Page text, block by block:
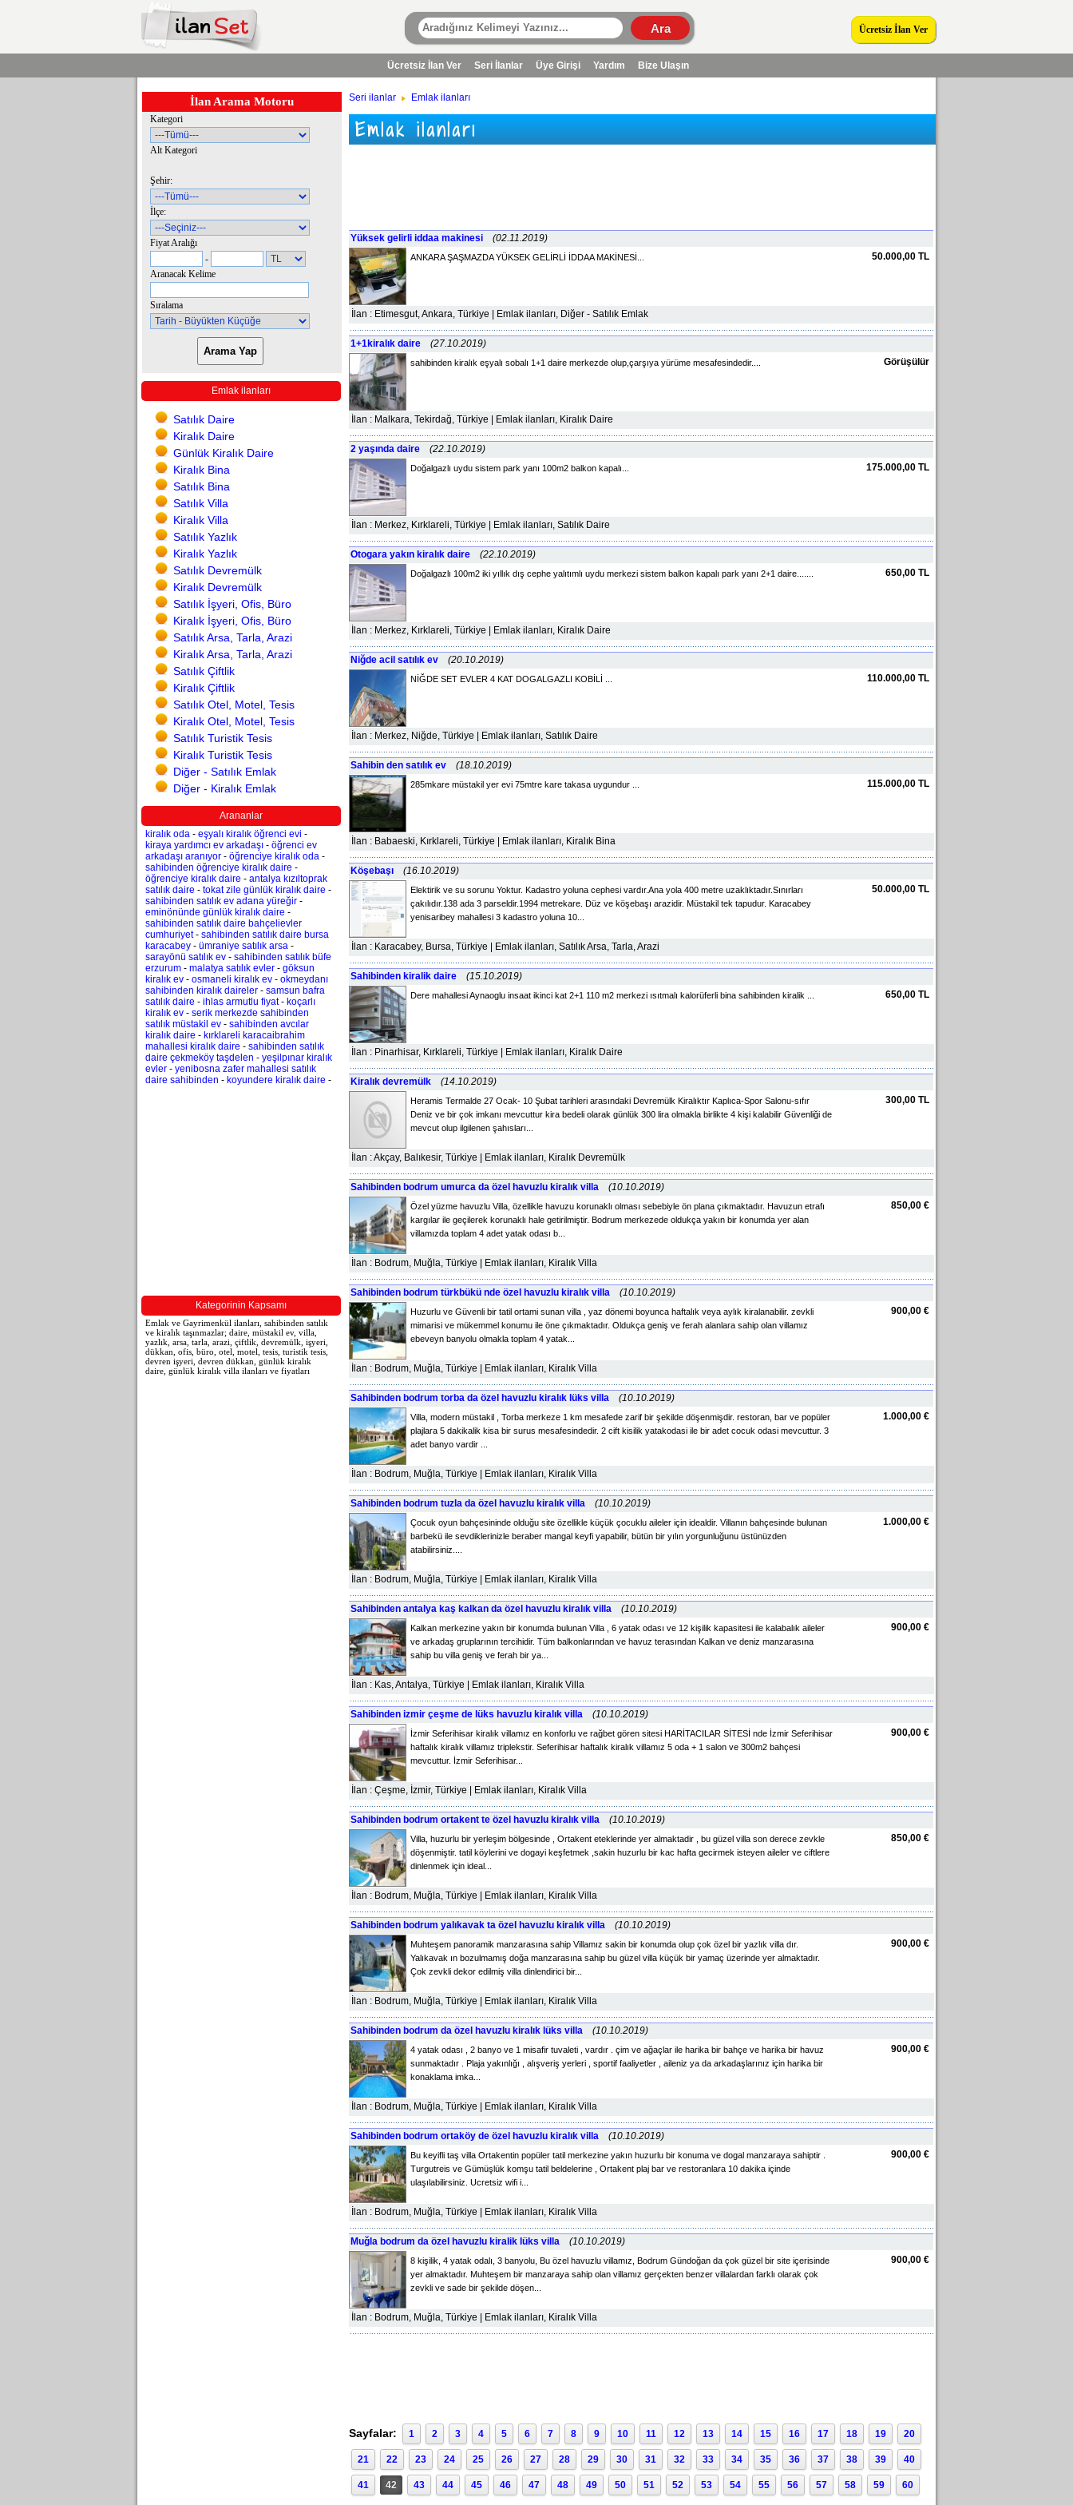
Ücretsiz İlan Ver
Ücretsiz İlan Ver Seri İlanlar Üye Girişi Yardım Bize Ulaşın
Seri ilanlar Emlak ilanları
Emlak ilanları
Yüksek gelirli iddaa makinesi (02.11.2019)
ANKARA ŞAŞMAZDA YÜKSEK GELİRLİ İDDAA MAKİNESİ... 50.000,00 TL
İlan : Etimesgut, Ankara, Türkiye | Emlak ilanları, Diğer - Satılık Emlak
1+1kiralık daire (27.10.2019)
sahibinden kiralık eşyalı sobalı 1+1 daire merkezde olup,çarşıya yürüme mesafesindedir.... Görüşülür
İlan : Malkara, Tekirdağ, Türkiye | Emlak ilanları, Kiralık Daire
2 yaşında daire (22.10.2019)
Doğalgazlı uydu sistem park yanı 100m2 balkon kapalı... 175.000,00 TL
İlan : Merkez, Kırklareli, Türkiye | Emlak ilanları, Satılık Daire
Otogara yakın kiralık daire (22.10.2019)
Doğalgazlı 100m2 iki yıllık dış cephe yalıtımlı uydu merkezi sistem balkon kapalı park yanı 2+1 daire....... 650,00 TL
İlan : Merkez, Kırklareli, Türkiye | Emlak ilanları, Kiralık Daire
Niğde acil satılık ev (20.10.2019)
NİĞDE SET EVLER 4 KAT DOGALGAZLI KOBİLİ ... 110.000,00 TL
İlan : Merkez, Niğde, Türkiye | Emlak ilanları, Satılık Daire
Sahibin den satılık ev (18.10.2019)
285mkare müstakil yer evi 75mtre kare takasa uygundur ... 115.000,00 TL
İlan : Babaeski, Kırklareli, Türkiye | Emlak ilanları, Kiralık Bina
Köşebaşı (16.10.2019)
Elektirik ve su sorunu Yoktur. Kadastro yoluna cephesi vardır.Ana yola 400 metre uzaklıktadır.Sınırları
çakılıdır.138 ada 3 parseldir.1994 metrekare. Düz ve köşebaşı arazidir. Müstakil tek tapudur. Karacabey
yenisaribey mahallesi 3 kadastro yoluna 10...
50.000,00 TL
İlan : Karacabey, Bursa, Türkiye | Emlak ilanları, Satılık Arsa, Tarla, Arazi
Sahibinden kiralik daire (15.10.2019)
Dere mahallesi Aynaoglu insaat ikinci kat 2+1 110 m2 merkezi ısıtmalı kalorüferli bina sahibinden kiralik ... 650,00 TL
İlan : Pinarhisar, Kırklareli, Türkiye | Emlak ilanları, Kiralık Daire
Kiralık devremülk (14.10.2019)
Heramis Termalde 27 Ocak- 10 Şubat tarihleri arasındaki Devremülk Kiralıktır Kaplıca-Spor Salonu-sıfır
Deniz ve bir çok imkanı mevcuttur kira bedeli olarak günlük 300 lira olmakla birlikte 4 kişi kalabilir Güvenliği de
mevcut olup ilgilenen şahısları...
300,00 TL
İlan : Akçay, Balıkesir, Türkiye | Emlak ilanları, Kiralık Devremülk
Sahibinden bodrum umurca da özel havuzlu kiralık villa (10.10.2019)
Özel yüzme havuzlu Villa, özellikle havuzu korunaklı olması sebebiyle ön plana çıkmaktadır. Havuzun etrafı
kargılar ile geçilerek korunaklı hale getirilmiştir. Bodrum merkezede oldukça yakın bir konumda yer alan
villamızda toplam 4 adet yatak odası b...
850,00 €
İlan : Bodrum, Muğla, Türkiye | Emlak ilanları, Kiralık Villa
Sahibinden bodrum türkbükü nde özel havuzlu kiralık villa (10.10.2019)
Huzurlu ve Güvenli bir tatil ortami sunan villa , yaz dönemi boyunca haftalık veya aylık kiralanabilir. zevkli
mimarisi ve mükemmel konumu ile öne çıkmaktadır. Oldukça geniş ve ferah alanlara sahip olan villamız
ebeveyn banyolu olmakla toplam 4 yatak...
900,00 €
İlan : Bodrum, Muğla, Türkiye | Emlak ilanları, Kiralık Villa
Sahibinden bodrum torba da özel havuzlu kiralık lüks villa (10.10.2019)
Villa, modern müstakil , Torba merkeze 1 km mesafede zarif bir şekilde döşenmişdir. restoran, bar ve popüler
plajlara 5 dakikalik kisa bir surus mesafesindedir. 2 cift kisilik yatakodasi ile bir adet cocuk odasi mevcuttur. 3
adet banyo vardir ...
1.000,00 €
İlan : Bodrum, Muğla, Türkiye | Emlak ilanları, Kiralık Villa
Sahibinden bodrum tuzla da özel havuzlu kiralık villa (10.10.2019)
Çocuk oyun bahçesininde olduğu site özellikle küçük çocuklu aileler için idealdir. Villanın bahçesinde bulunan
barbekü ile sevdiklerinizle beraber mangal keyfi yapabilir, bütün bir yılın yorgunluğunu üstünüzden
atabilirsiniz....
1.000,00 €
İlan : Bodrum, Muğla, Türkiye | Emlak ilanları, Kiralık Villa
Sahibinden antalya kaş kalkan da özel havuzlu kiralık villa (10.10.2019)
Kalkan merkezine yakın bir konumda bulunan Villa , 6 yatak odası ve 12 kişilik kapasitesi ile kalabalık aileler
ve arkadaş gruplarının tercihidir. Tüm balkonlarından ve havuz terasından Kalkan ve deniz manzarasına
sahip bu villa geniş ve ferah bir ya...
900,00 €
İlan : Kas, Antalya, Türkiye | Emlak ilanları, Kiralık Villa
Sahibinden izmir çeşme de lüks havuzlu kiralık villa (10.10.2019)
İzmir Seferihisar kiralık villamız en konforlu ve rağbet gören sitesi HARİTACILAR SİTESİ nde İzmir Seferihisar
haftalık kiralık villamız triplekstir. Seferihisar haftalık kiralık villamız 5 oda + 1 salon ve 300m2 bahçesi
mevcuttur. İzmir Seferihisar...
900,00 €
İlan : Çeşme, İzmir, Türkiye | Emlak ilanları, Kiralık Villa
Sahibinden bodrum ortakent te özel havuzlu kiralık villa (10.10.2019)
Villa, huzurlu bir yerleşim bölgesinde , Ortakent eteklerinde yer almaktadir , bu güzel villa son derece zevkle
döşenmiştir. tatil köylerini ve dogayi keşfetmek ,sakin huzurlu bir kac hafta gecirmek isteyen aileler ve ciftlere
dinlenmek için ideal...
850,00 €
İlan : Bodrum, Muğla, Türkiye | Emlak ilanları, Kiralık Villa
Sahibinden bodrum yalıkavak ta özel havuzlu kiralık villa (10.10.2019)
Muhteşem panoramik manzarasına sahip Villamız sakin bir konumda olup çok özel bir yazlık villa dır.
Yalıkavak ın bozulmamış doğa manzarasına sahip bu güzel villa küçük bir yamaç üzerinde yer almaktadır.
Çok zevkli dekor edilmiş villa dinlendirici bir...
900,00 €
İlan : Bodrum, Muğla, Türkiye | Emlak ilanları, Kiralık Villa
Sahibinden bodrum da özel havuzlu kiralık lüks villa (10.10.2019)
4 yatak odası , 2 banyo ve 1 misafir tuvaleti , vardır . çim ve ağaçlar ile harika bir bahçe ve harika bir havuz
sunmaktadır . Plaja yakınlığı , alışveriş yerleri , sportif faaliyetler , aileniz ya da arkadaşlarınız için harika bir
konaklama imka...
900,00 €
İlan : Bodrum, Muğla, Türkiye | Emlak ilanları, Kiralık Villa
Sahibinden bodrum ortaköy de özel havuzlu kiralık villa (10.10.2019)
Bu keyifli taş villa Ortakentin popüler tatil merkezine yakın huzurlu bir konuma ve dogal manzaraya sahiptir .
Turgutreis ve Gümüşlük komşu tatil beldelerine , Ortakent plaj bar ve restoranlara 10 dakika içinde
ulaşılabilirsiniz. Ucretsiz wifi i...
900,00 €
İlan : Bodrum, Muğla, Türkiye | Emlak ilanları, Kiralık Villa
Muğla bodrum da özel havuzlu kiralik lüks villa (10.10.2019)
8 kişilik, 4 yatak odalı, 3 banyolu, Bu özel havuzlu villamız, Bodrum Gündoğan da çok güzel bir site içerisinde
yer almaktadır. Muhteşem bir manzaraya sahip olan villamız gerçekten benzer villalardan farklı olarak çok
zevkli ve sade bir şekilde döşen...
900,00 €
İlan : Bodrum, Muğla, Türkiye | Emlak ilanları, Kiralık Villa
Sayfalar: 1 2 3 4 5 6 7 8 9 10 11 12 13 14 15 16 17 18 19 20
21 22 23 24 25 26 27 28 29 30 31 32 33 34 35 36 37 38 39 40
41 42 43 44 45 46 47 48 49 50 51 52 53 54 55 56 57 58 59 60
İlan Arama Motoru
Kategori
Alt Kategori
Şehir:
İlçe:
Fiyat Aralığı
-
Aranacak Kelime
Sıralama
Emlak ilanları
Satılık Daire
Kiralık Daire
Günlük Kiralık Daire
Kiralık Bina
Satılık Bina
Satılık Villa
Kiralık Villa
Satılık Yazlık
Kiralık Yazlık
Satılık Devremülk
Kiralık Devremülk
Satılık İşyeri, Ofis, Büro
Kiralık İşyeri, Ofis, Büro
Satılık Arsa, Tarla, Arazi
Kiralık Arsa, Tarla, Arazi
Satılık Çiftlik
Kiralık Çiftlik
Satılık Otel, Motel, Tesis
Kiralık Otel, Motel, Tesis
Satılık Turistik Tesis
Kiralık Turistik Tesis
Diğer - Satılık Emlak
Diğer - Kiralık Emlak
Arananlar
kiralık oda - eşyalı kiralık öğrenci evi -
kiraya yardımcı ev arkadaşı - öğrenci ev
arkadaşı aranıyor - öğrenciye kiralık oda -
sahibinden öğrenciye kiralık daire -
öğrenciye kiralık daire - antalya kızıltoprak
satılık daire - tokat zile günlük kiralık daire -
sahibinden satılık ev adana yüreğir -
eminönünde günlük kiralık daire -
sahibinden satılık daire bahçelievler
cumhuriyet- sahibinden satılık daire bursa
karacabey - ümraniye satılık arsa -
sarayönü satılık ev - sahibinden satılık büfe
erzurum - malatya satılık evler - göksun
kiralık ev - osmaneli kiralık ev - okmeydanı
sahibinden kiralık daireler - samsun bafra
satılık daire - ihlas armutlu fiyat- koçarlı
kiralık ev - serik merkezde sahibinden
satılık müstakil ev - sahibinden avcılar
kiralık daire - kırklareli karacaibrahim
mahallesi kiralık daire - sahibinden satılık
daire çekmeköy taşdelen - yeşilpınar kiralık
evler - yenibosna zafer mahallesi satılık
daire sahibinden - koyundere kiralık daire -
Kategorinin Kapsamı
Emlak ve Gayrimenkül ilanları, sahibinden satılık
ve kiralık taşınmazlar; daire, müstakil ev, villa,
yazlık, arsa, tarla, arazi, çiftlik, devremülk, işyeri,
dükkan, ofis, büro, otel, motel, tesis, turistik tesis,
devren işyeri, devren dükkan, günlük kiralık
daire, günlük kiralık villa ilanları ve fiyatları